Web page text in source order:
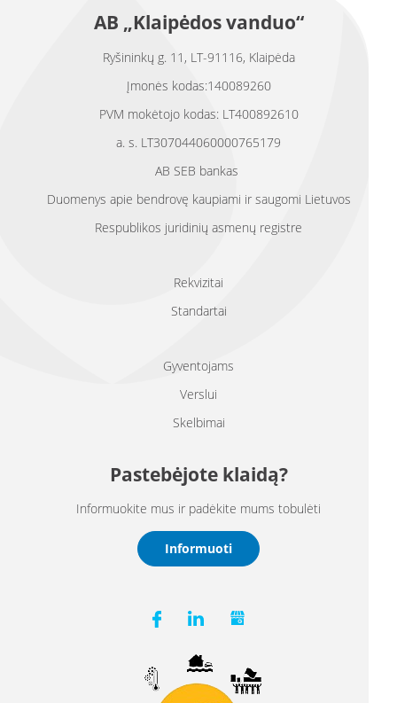
AB „Klaipėdos vanduo“
Ryšininkų g. 11, LT-91116, Klaipėda
Įmonės kodas:140089260
PVM mokėtojo kodas: LT400892610
a. s. LT307044060000765179
AB SEB bankas
Duomenys apie bendrovę kaupiami ir saugomi Lietuvos
Respublikos juridinių asmenų registre
Rekvizitai
Standartai
Gyventojams
Verslui
Skelbimai
Pastebėjote klaidą?
Informuokite mus ir padėkite mums tobulėti
Informuoti